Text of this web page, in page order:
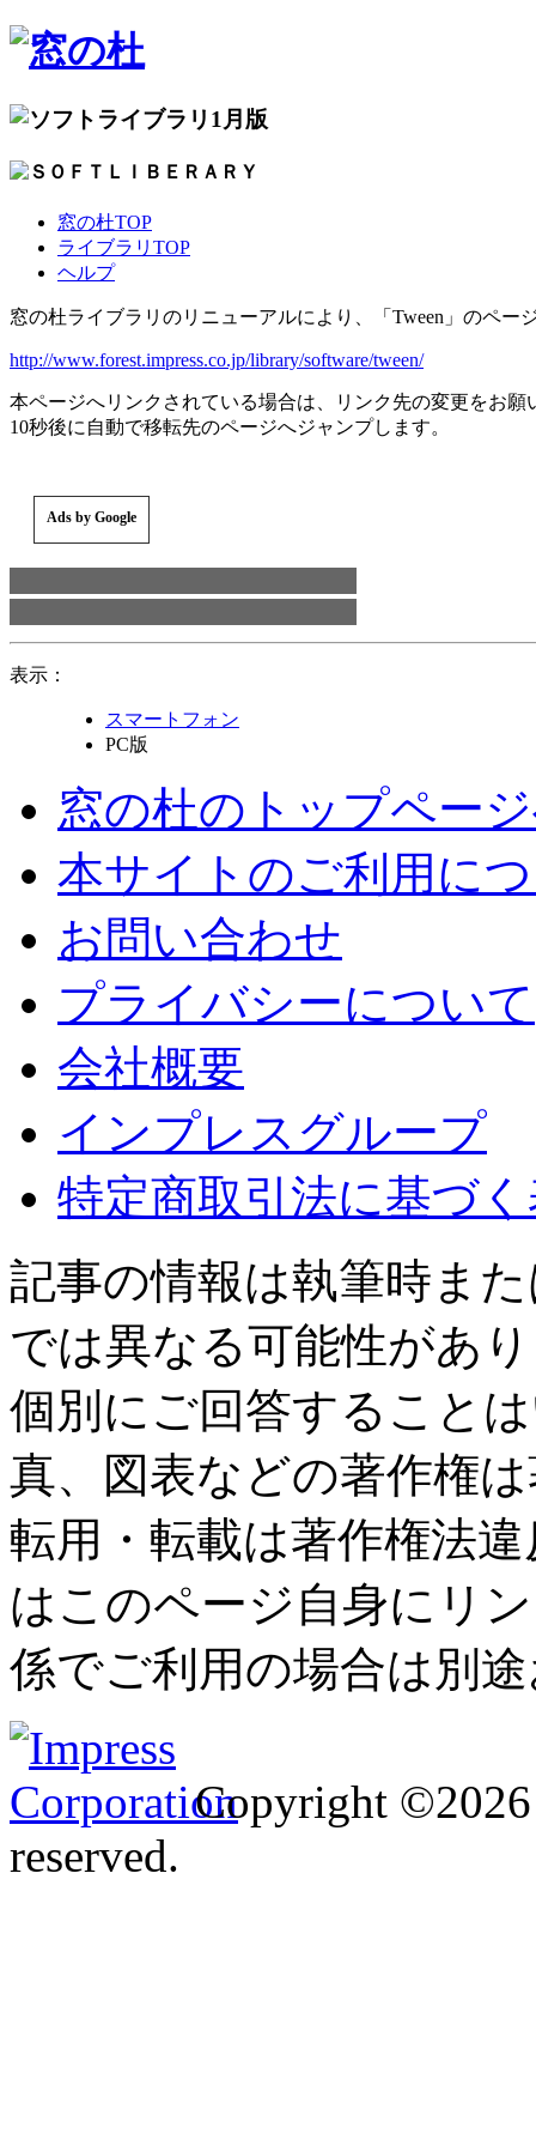
1月版
窓の杜TOP
ライブラリTOP
ヘルプ
窓の杜ライブラリのリニューアルにより、「Tween」のペー
http://www.forest.impress.co.jp/library/software/tween/
本ページへリンクされている場合は、リンク先の変更をお願
10秒後に自動で移転先のページへジャンプします。
Ads by Google
表示：
スマートフォン
PC版
窓の杜のトップペー
本サイトのご利用に
お問い合わせ
プライバシーについて
会社概要
インプレスグループ
特定商取引法に基づ
記事の情報は執筆時ま
では異なる可能性があ
個別にご回答すること
真、図表などの著作権
転用・転載は著作権法
はこのページ自身にリ
係でご利用の場合は別
Copyright
reserved.